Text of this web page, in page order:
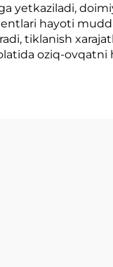
yetkaziladi,
hayoti
tiklanish
oziq-ovqatni